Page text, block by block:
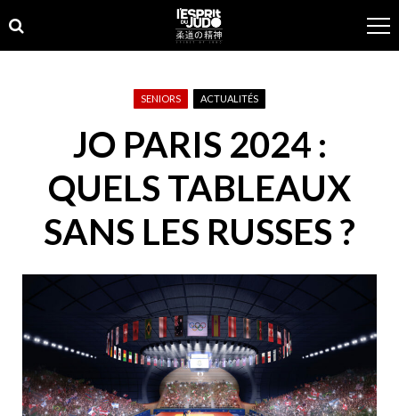
to
navigation
to
content
SENIORS ACTUALITÉS
JO PARIS 2024 :
QUELS TABLEAUX
SANS LES RUSSES ?